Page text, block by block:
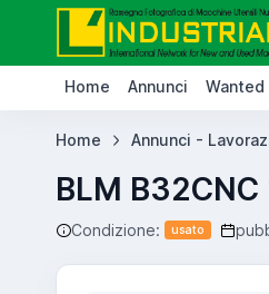
Home Annunci Wanted
Home Annunci -
BLM B32CNC
Condizione: usato